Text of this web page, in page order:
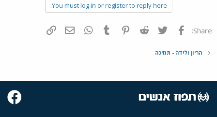
You must log in or register to reply here.
Share: פייסבוק Twitter
Reddit
Pinterest
Tumblr
WhatsAppדואר אלקטרוני
הריון ולידה - תמיכה